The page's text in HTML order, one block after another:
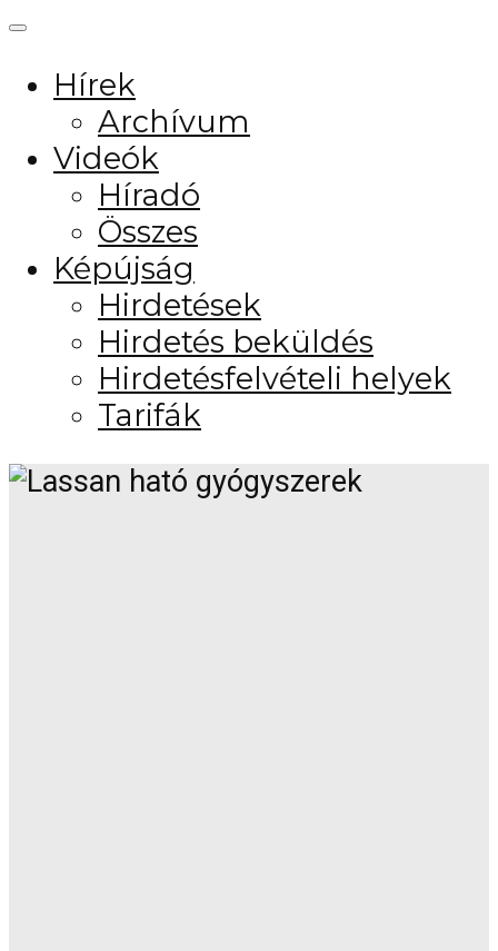
Hírek
Archívum
Videók
Híradó
Összes
Képújság
Hirdetések
Hirdetés beküldés
Hirdetésfelvételi helyek
Tarifák